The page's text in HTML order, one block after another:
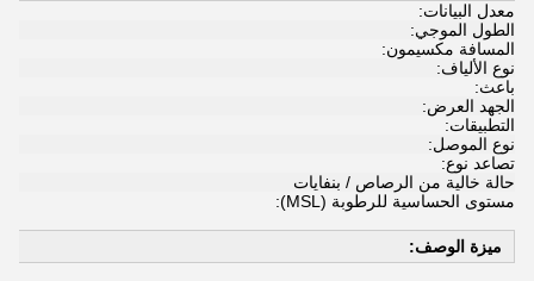
معدل البيانات:
الطول الموجي:
المسافة مكسيمون:
نوع الألياف:
باعث:
الجهد العرض:
التطبيقات:
نوع الموصل:
تصاعد نوع:
حالة خالية من الرصاص / بنفايات
مستوى الحساسية للرطوبة (MSL):
ميزة الوصف: